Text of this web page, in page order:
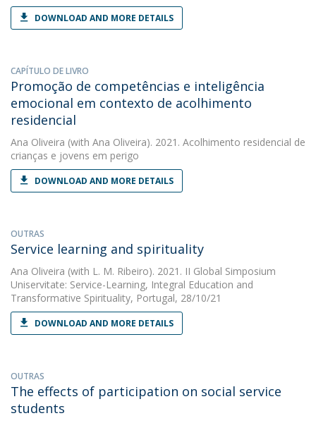
DOWNLOAD AND MORE DETAILS
CAPÍTULO DE LIVRO
Promoção de competências e inteligência
emocional em contexto de acolhimento
residencial
Ana Oliveira (with Ana Oliveira). 2021. Acolhimento residencial de
crianças e jovens em perigo
DOWNLOAD AND MORE DETAILS
OUTRAS
Service learning and spirituality
Ana Oliveira (with L. M. Ribeiro). 2021. II Global Simposium
Uniservitate: Service-Learning, Integral Education and
Transformative Spirituality, Portugal, 28/10/21
DOWNLOAD AND MORE DETAILS
OUTRAS
The effects of participation on social service
students